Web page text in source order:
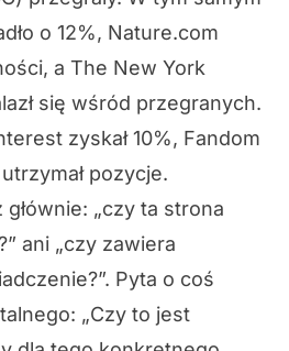
o 12%, Nature.com
a The New York
się wśród przegranych.
zyskał 10%, Fandom
pozycje.
„czy ta strona
ani „czy zawiera
Pyta o coś
„Czy to jest